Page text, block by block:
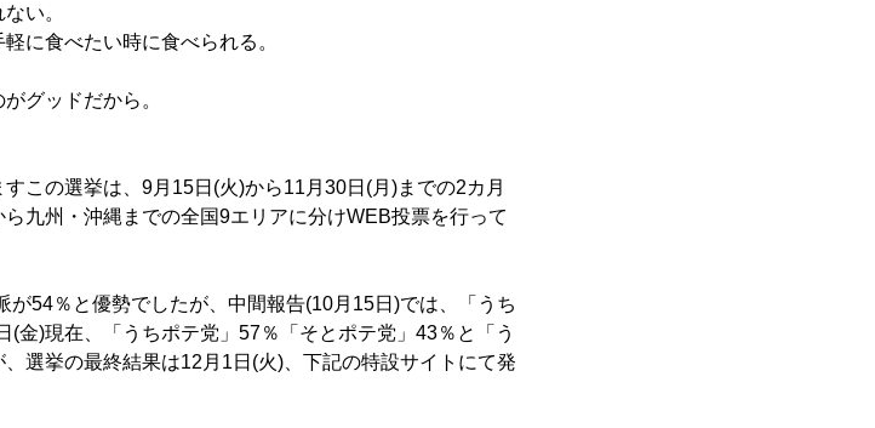
い。
に食べたい時に食べられる。
グッドだから。
この選挙は、9月15日(火)から11月30日(月)までの2カ月
九州・沖縄までの全国9エリアに分けWEB投票を行って
54％と優勢でしたが、中間報告(10月15日)では、「うち
金)現在、「うちポテ党」57％「そとポテ党」43％と「う
選挙の最終結果は12月1日(火)、下記の特設サイトにて発